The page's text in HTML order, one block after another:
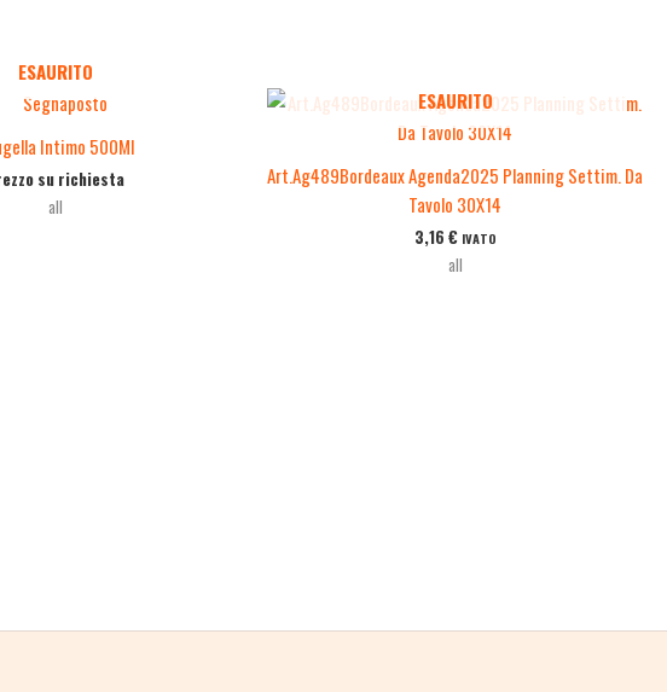
ESAURITO
Intimo 500Ml
su richiesta
all
ESAURITO
Art.Ag489Bordeaux Agenda2025 Planning Settim. Da
Tavolo 30X14
3,16 € IVATO
all